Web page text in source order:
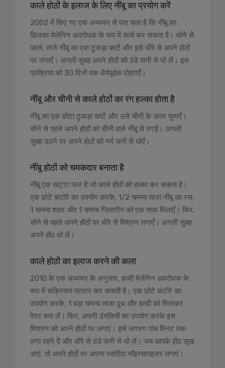
काले होठों के इलाज के लिए नींबू का प्रयोग करें
2002 में किए गए एक अध्ययन से पता चला है कि नींबू का
छिलका मेलेनिन अवरोधक के रूप में कार्य कर सकता है। सोने से
पहले, ताजे नींबू का एक टुकड़ा काटें और इसे धीरे से अपने होठों
पर लगाएँ। अगली सुबह अपने होठों को ठंडे पानी से धो लें। इस
प्रक्रिया को 30 दिनों तक धैर्यपूर्वक दोहराएँ।
नींबू और चीनी से काले होठों का रंग हल्का होता है
नींबू का एक छोटा टुकड़ा काटें और उसे चीनी के ऊपर घुमाएँ।
सोने से पहले अपने होठों को चीनी वाले नींबू से रगड़ें। अगली
सुबह उठने पर अपने होठों को गर्म पानी से धोएँ।
नींबू होठों को चमकदार बनाता है
नींबू एक खट्टा फल है जो काले होंठों को हल्का कर सकता है।
एक छोटे कटोरे का उपयोग करके, 1/2 चम्मच ताजा नींबू का रस,
1 चम्मच शहद और 1 चम्मच ग्लिसरीन को एक साथ मिलाएँ। फिर,
सोने से पहले अपने होंठों पर धीरे से मिश्रण लगाएँ। अगली सुबह
अपने होंठ धो लें।
काले होठों का इलाज करने की कला
2010 के एक अध्ययन के अनुसार, हल्दी मेलेनिन अवरोधक के
रूप में सक्रियता प्रदान कर सकती है। एक छोटे कटोरे का
उपयोग करके, 1 बड़ा चम्मच ताजा दूध और हल्दी को मिलाकर
पेस्ट बना लें। फिर, अपनी उंगलियों का उपयोग करके इस
मिश्रण को अपने होठों पर लगाएं। इसे लगभग पांच मिनट तक
लगा रहने दें और धीरे से ठंडे पानी से धो लें। जब आपके होंठ सूख
जाएं, तो अपने होठों पर अपना पसंदीदा मॉइस्चराइज़र लगाएं।